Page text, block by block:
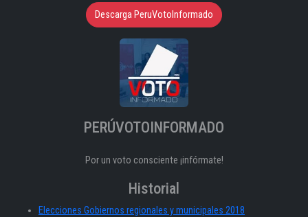
Descarga PeruVotoInformado
PERÚVOTOINFORMADO
Por un voto consciente ¡infórmate!
Historial
Elecciones Gobiernos regionales y municipales 2018